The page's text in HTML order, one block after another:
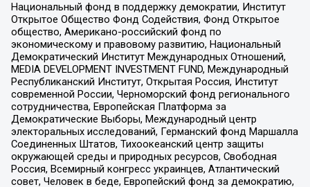
Национальный фонд в поддержку демократии, Институт
Открытое Общество Фонд Содействия, Фонд Открытое
общество, Американо-российский фонд по
экономическому и правовому развитию, Национальный
Демократический Институт Международных Отношений,
MEDIA DEVELOPMENT INVESTMENT FUND, Международный
Республиканский Институт, Открытая Россия, Институт
современной России, Черноморский фонд регионального
сотрудничества, Европейская Платформа за
Демократические Выборы, Международный центр
электоральных исследований, Германский фонд Маршалла
Соединенных Штатов, Тихоокеанский центр защиты
окружающей среды и природных ресурсов, Свободная
Россия, Всемирный конгресс украинцев, Атлантический
совет, Человек в беде, Европейский фонд за демократию,